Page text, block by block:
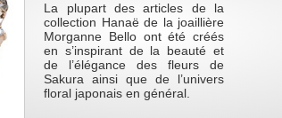
La plupart des articles de la
collection Hanaë de la joaillière
Morganne Bello ont été créés
en s’inspirant de la beauté et
de l’élégance des fleurs de
Sakura ainsi que de l’univers
floral japonais en général.